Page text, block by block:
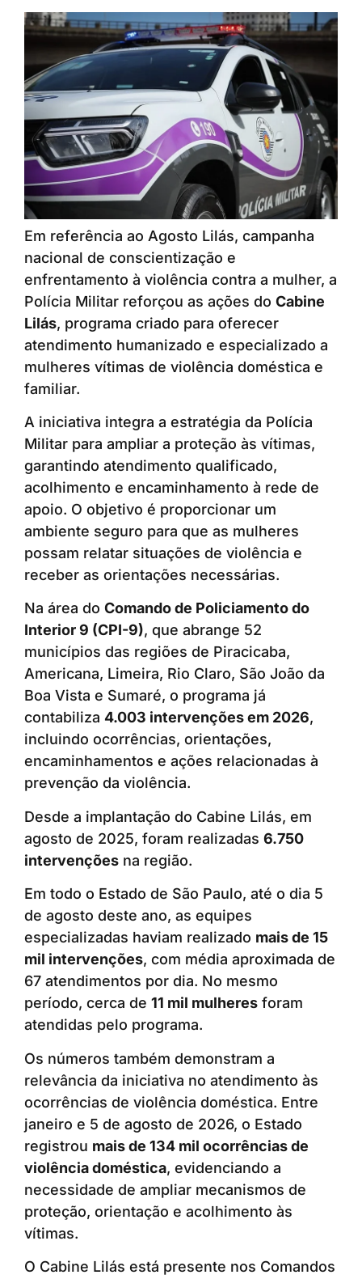
Em referência ao Agosto Lilás, campanha
nacional de conscientização e
enfrentamento à violência contra a mulher, a
Polícia Militar reforçou as ações do Cabine
Lilás, programa criado para oferecer
atendimento humanizado e especializado a
mulheres vítimas de violência doméstica e
familiar.
A iniciativa integra a estratégia da Polícia
Militar para ampliar a proteção às vítimas,
garantindo atendimento qualificado,
acolhimento e encaminhamento à rede de
apoio. O objetivo é proporcionar um
ambiente seguro para que as mulheres
possam relatar situações de violência e
receber as orientações necessárias.
Na área do Comando de Policiamento do
Interior 9 (CPI-9), que abrange 52
municípios das regiões de Piracicaba,
Americana, Limeira, Rio Claro, São João da
Boa Vista e Sumaré, o programa já
contabiliza 4.003 intervenções em 2026,
incluindo ocorrências, orientações,
encaminhamentos e ações relacionadas à
prevenção da violência.
Desde a implantação do Cabine Lilás, em
agosto de 2025, foram realizadas 6.750
intervenções na região.
Em todo o Estado de São Paulo, até o dia 5
de agosto deste ano, as equipes
especializadas haviam realizado mais de 15
mil intervenções, com média aproximada de
67 atendimentos por dia. No mesmo
período, cerca de 11 mil mulheres foram
atendidas pelo programa.
Os números também demonstram a
relevância da iniciativa no atendimento às
ocorrências de violência doméstica. Entre
janeiro e 5 de agosto de 2026, o Estado
registrou mais de 134 mil ocorrências de
violência doméstica, evidenciando a
necessidade de ampliar mecanismos de
proteção, orientação e acolhimento às
vítimas.
O Cabine Lilás está presente nos Comandos